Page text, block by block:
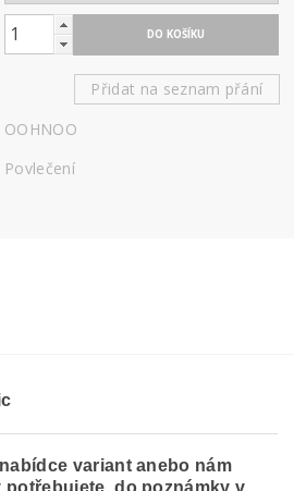
Přidat na seznam přání
OOHNOO
Povlečení
variant anebo nám
potřebujete, do poznámky v